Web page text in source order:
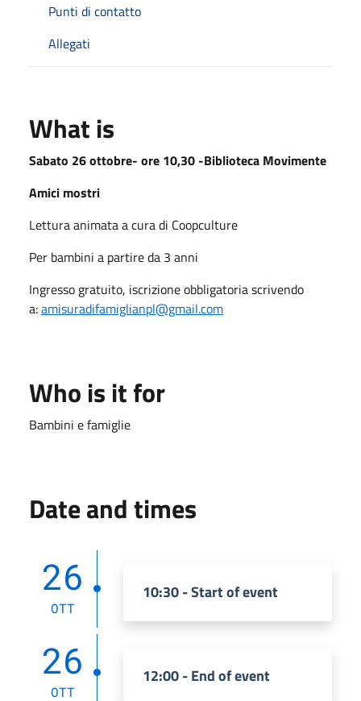
Punti di contatto
Allegati
What is
Sabato 26 ottobre- ore 10,30 -Biblioteca Movimente
Amici mostri
Lettura animata a cura di Coopculture
Per bambini a partire da 3 anni
Ingresso gratuito, iscrizione obbligatoria scrivendo
a:amisuradifamiglianpl@gmail.com
Who is it for
Bambini e famiglie
Date and times
26
OTT
10:30 - Start of event
26
OTT
12:00 - End of event